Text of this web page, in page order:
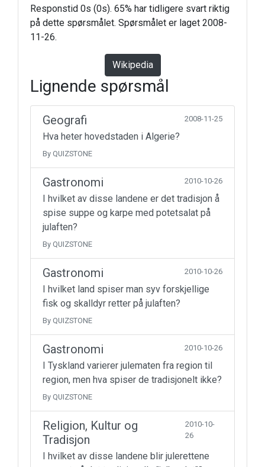
Responstid 0s (0s). 65% har tidligere svart riktig
på dette spørsmålet. Spørsmålet er laget 2008-
11-26.
Wikipedia
Lignende spørsmål
Geografi 2008-11-25
Hva heter hovedstaden i Algerie?
By QUIZSTONE
Gastronomi 2010-10-26
I hvilket av disse landene er det tradisjon å
spise suppe og karpe med potetsalat på
julaften?
By QUIZSTONE
Gastronomi 2010-10-26
I hvilket land spiser man syv forskjellige
fisk og skalldyr retter på julaften?
By QUIZSTONE
Gastronomi 2010-10-26
I Tyskland varierer julematen fra region til
region, men hva spiser de tradisjonelt ikke?
By QUIZSTONE
Religion, Kultur og
Tradisjon
2010-10-
26
I hvilket av disse landene blir julerettene